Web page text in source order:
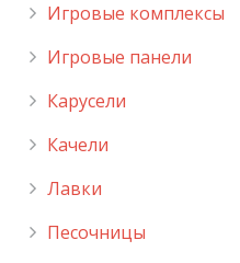
Игровые комплексы
Игровые панели
Карусели
Качели
Лавки
Песочницы